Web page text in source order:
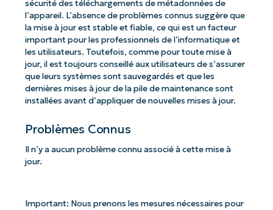
sécurité des téléchargements de métadonnées de
l’appareil. L’absence de problèmes connus suggère que
la mise à jour est stable et fiable, ce qui est un facteur
important pour les professionnels de l’informatique et
les utilisateurs. Toutefois, comme pour toute mise à
jour, il est toujours conseillé aux utilisateurs de s’assurer
que leurs systèmes sont sauvegardés et que les
dernières mises à jour de la pile de maintenance sont
installées avant d’appliquer de nouvelles mises à jour.
Problèmes Connus
Il n’y a aucun problème connu associé à cette mise à
jour.
Important: Nous prenons les mesures nécessaires pour